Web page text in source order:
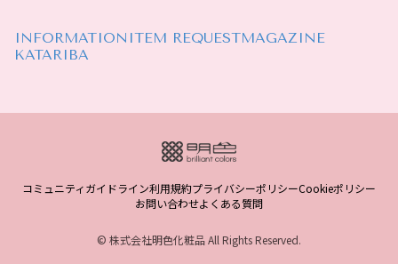
INFORMATION ITEM REQUESTMAGAZINE
KATARIBA
コミュニティガイドライン利用規約プライバシーポリシーCookieポリシー
お問い合わせよくある質問
© 株式会社明色化粧品 All Rights Reserved.